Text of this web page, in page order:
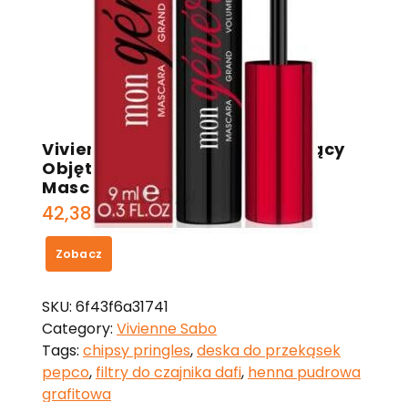
Vivienne Sabo Tusz Zwiększający
Objętość Rzęs – Mon General
Mascara Black
42,38zł
Zobacz
SKU: 6f43f6a31741
Category: Vivienne Sabo
Tags: chipsy pringles,deska do przekąsek
pepco, filtry do czajnika dafi, henna pudrowa
grafitowa